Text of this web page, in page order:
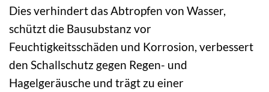
Dies verhindert das Abtropfen von Wasser,
schützt die Bausubstanz vor
Feuchtigkeitsschäden und Korrosion, verbessert
den Schallschutz gegen Regen- und
Hagelgeräusche und trägt zu einer